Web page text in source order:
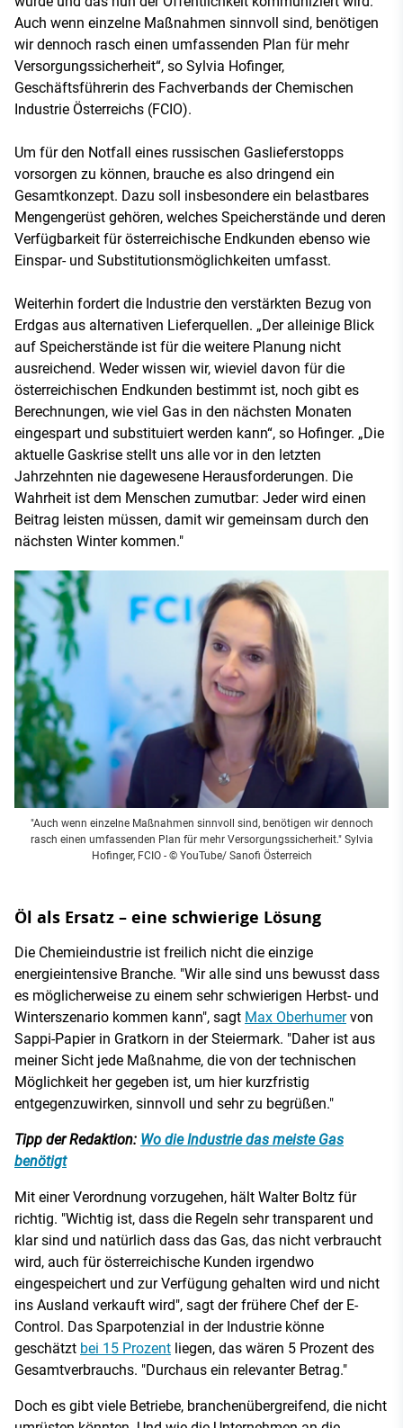
Auch wenn einzelne Maßnahmen sinnvoll sind, benötigen
wir dennoch rasch einen umfassenden Plan für mehr
Versorgungssicherheit“, so Sylvia Hofinger,
Geschäftsführerin des Fachverbands der Chemischen
Industrie Österreichs (FCIO).
Um für den Notfall eines russischen Gaslieferstopps
vorsorgen zu können, brauche es also dringend ein
Gesamtkonzept. Dazu soll insbesondere ein belastbares
Mengengerüst gehören, welches Speicherstände und deren
Verfügbarkeit für österreichische Endkunden ebenso wie
Einspar- und Substitutionsmöglichkeiten umfasst.
Weiterhin fordert die Industrie den verstärkten Bezug von
Erdgas aus alternativen Lieferquellen. „Der alleinige Blick
auf Speicherstände ist für die weitere Planung nicht
ausreichend. Weder wissen wir, wieviel davon für die
österreichischen Endkunden bestimmt ist, noch gibt es
Berechnungen, wie viel Gas in den nächsten Monaten
eingespart und substituiert werden kann“, so Hofinger. „Die
aktuelle Gaskrise stellt uns alle vor in den letzten
Jahrzehnten nie dagewesene Herausforderungen. Die
Wahrheit ist dem Menschen zumutbar: Jeder wird einen
Beitrag leisten müssen, damit wir gemeinsam durch den
nächsten Winter kommen."
"Auch wenn einzelne Maßnahmen sinnvoll sind, benötigen wir dennoch
rasch einen umfassenden Plan für mehr Versorgungssicherheit." Sylvia
Hofinger, FCIO - © YouTube/ Sanofi Österreich
Öl als Ersatz – eine schwierige Lösung
Die Chemieindustrie ist freilich nicht die einzige
energieintensive Branche. "Wir alle sind uns bewusst dass
es möglicherweise zu einem sehr schwierigen Herbst- und
Winterszenario kommen kann", sagt Max Oberhumervon
Sappi-Papier in Gratkorn in der Steiermark. "Daher ist aus
meiner Sicht jede Maßnahme, die von der technischen
Möglichkeit her gegeben ist, um hier kurzfristig
entgegenzuwirken, sinnvoll und sehr zu begrüßen."
Tipp der Redaktion: Wo die Industrie das meiste Gas
benötigt
Mit einer Verordnung vorzugehen, hält Walter Boltz für
richtig. "Wichtig ist, dass die Regeln sehr transparent und
klar sind und natürlich dass das Gas, das nicht verbraucht
wird, auch für österreichische Kunden irgendwo
eingespeichert und zur Verfügung gehalten wird und nicht
ins Ausland verkauft wird", sagt der frühere Chef der E-
Control. Das Sparpotenzial in der Industrie könne
geschätzt bei 15 Prozent liegen, das wären 5 Prozent des
Gesamtverbrauchs. "Durchaus ein relevanter Betrag."
Doch es gibt viele Betriebe, branchenübergreifend, die nicht